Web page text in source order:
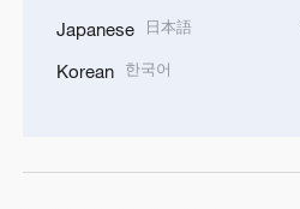
Japanese 日本語
Korean 한국어